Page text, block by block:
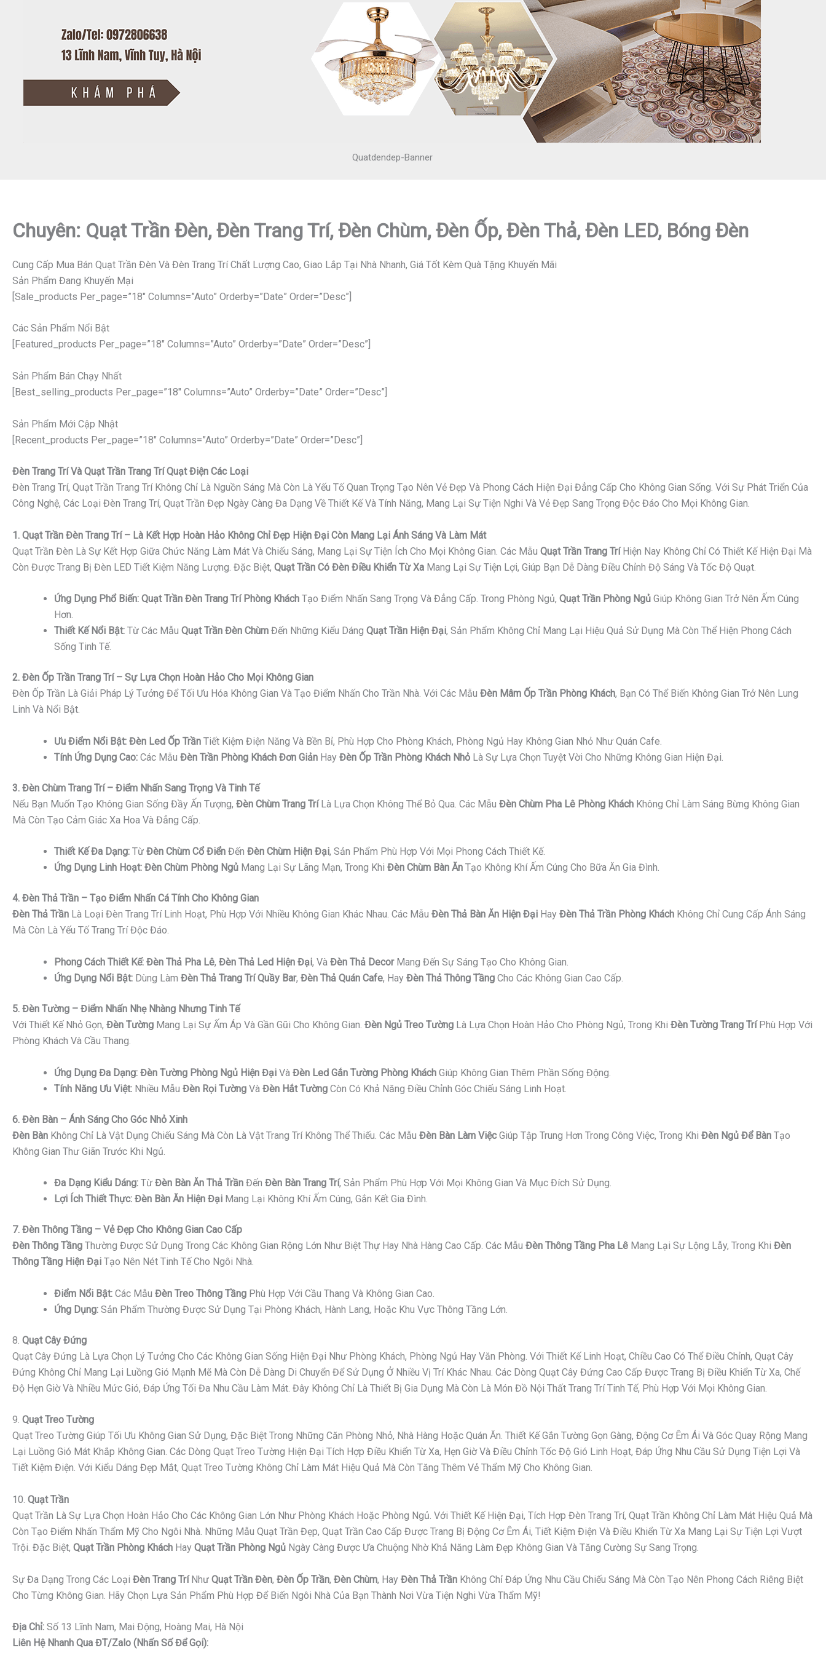
Quatdendep-Banner
Chuyên: Quạt Trần Đèn, Đèn Trang Trí, Đèn Chùm, Đèn Ốp, Đèn Thả, Đèn LED, Bóng Đèn
Cung Cấp Mua Bán Quạt Trần Đèn Và Đèn Trang Trí Chất Lượng Cao, Giao Lắp Tại Nhà Nhanh, Giá Tốt Kèm Quà Tặng Khuyến Mãi
Sản Phẩm Đang Khuyến Mại
[sale_products Per_page=”18″ Columns=”auto” Orderby=”date” Order=”desc”]
Các Sản Phẩm Nổi Bật
[featured_products Per_page=”18″ Columns=”auto” Orderby=”date” Order=”desc”]
Sản Phẩm Bán Chạy Nhất
[best_selling_products Per_page=”18″ Columns=”auto” Orderby=”date” Order=”desc”]
Sản Phẩm Mới Cập Nhật
[recent_products Per_page=”18″ Columns=”auto” Orderby=”date” Order=”desc”]
Đèn Trang Trí Và Quạt Trần Trang Trí Quạt Điện Các Loại
Đèn Trang Trí, Quạt Trần Trang Trí Không Chỉ Là Nguồn Sáng Mà Còn Là Yếu Tố Quan Trọng Tạo Nên Vẻ Đẹp Và Phong Cách Hiện Đại Đẳng Cấp Cho Không Gian Sống. Với Sự Phát Triển Của
Công Nghệ, Các Loại Đèn Trang Trí, Quạt Trần Đẹp Ngày Càng Đa Dạng Về Thiết Kế Và Tính Năng, Mang Lại Sự Tiện Nghi Và Vẻ Đẹp Sang Trọng Độc Đáo Cho Mọi Không Gian.
1. Quạt Trần Đèn Trang Trí – Là Kết Hợp Hoàn Hảo Không Chỉ Đẹp Hiện Đại Còn Mang Lại Ánh Sáng Và Làm Mát
Quạt Trần Đèn Là Sự Kết Hợp Giữa Chức Năng Làm Mát Và Chiếu Sáng, Mang Lại Sự Tiện Ích Cho Mọi Không Gian. Các Mẫu Quạt Trần Trang TríHiện Nay Không Chỉ Có Thiết Kế Hiện Đại Mà
Còn Được Trang Bị Đèn LED Tiết Kiệm Năng Lượng. Đặc Biệt, Quạt Trần Có Đèn Điều Khiển Từ Xa Mang Lại Sự Tiện Lợi, Giúp Bạn Dễ Dàng Điều Chỉnh Độ Sáng Và Tốc Độ Quạt.
Ứng Dụng Phổ Biến: Quạt Trần Đèn Trang Trí Phòng Khách Tạo Điểm Nhấn Sang Trọng Và Đẳng Cấp. Trong Phòng Ngủ, Quạt Trần Phòng Ngủ Giúp Không Gian Trở Nên Ấm Cúng
Hơn.
Thiết Kế Nổi Bật: Từ Các Mẫu Quạt Trần Đèn Chùm Đến Những Kiểu Dáng Quạt Trần Hiện Đại, Sản Phẩm Không Chỉ Mang Lại Hiệu Quả Sử Dụng Mà Còn Thể Hiện Phong Cách
Sống Tinh Tế.
2. Đèn Ốp Trần Trang Trí – Sự Lựa Chọn Hoàn Hảo Cho Mọi Không Gian
Đèn Ốp Trần Là Giải Pháp Lý Tưởng Để Tối Ưu Hóa Không Gian Và Tạo Điểm Nhấn Cho Trần Nhà. Với Các Mẫu Đèn Mâm Ốp Trần Phòng Khách, Bạn Có Thể Biến Không Gian Trở Nên Lung
Linh Và Nổi Bật.
Ưu Điểm Nổi Bật: Đèn Led Ốp Trần Tiết Kiệm Điện Năng Và Bền Bỉ, Phù Hợp Cho Phòng Khách, Phòng Ngủ Hay Không Gian Nhỏ Như Quán Cafe.
Tính Ứng Dụng Cao: Các Mẫu Đèn Trần Phòng Khách Đơn Giản Hay Đèn Ốp Trần Phòng Khách Nhỏ Là Sự Lựa Chọn Tuyệt Vời Cho Những Không Gian Hiện Đại.
3. Đèn Chùm Trang Trí – Điểm Nhấn Sang Trọng Và Tinh Tế
Nếu Bạn Muốn Tạo Không Gian Sống Đầy Ấn Tượng, Đèn Chùm Trang TríLà Lựa Chọn Không Thể Bỏ Qua. Các Mẫu Đèn Chùm Pha Lê Phòng Khách Không Chỉ Làm Sáng Bừng Không Gian
Mà Còn Tạo Cảm Giác Xa Hoa Và Đẳng Cấp.
Thiết Kế Đa Dạng: Từ Đèn Chùm Cổ Điển Đến Đèn Chùm Hiện Đại, Sản Phẩm Phù Hợp Với Mọi Phong Cách Thiết Kế.
Ứng Dụng Linh Hoạt: Đèn Chùm Phòng Ngủ Mang Lại Sự Lãng Mạn, Trong Khi Đèn Chùm Bàn Ăn Tạo Không Khí Ấm Cúng Cho Bữa Ăn Gia Đình.
4. Đèn Thả Trần – Tạo Điểm Nhấn Cá Tính Cho Không Gian
Đèn Thả Trần Là Loại Đèn Trang Trí Linh Hoạt, Phù Hợp Với Nhiều Không Gian Khác Nhau. Các Mẫu Đèn Thả Bàn Ăn Hiện Đại Hay Đèn Thả Trần Phòng Khách Không Chỉ Cung Cấp Ánh Sáng
Mà Còn Là Yếu Tố Trang Trí Độc Đáo.
Phong Cách Thiết Kế: Đèn Thả Pha Lê, Đèn Thả Led Hiện Đại, Và Đèn Thả DecorMang Đến Sự Sáng Tạo Cho Không Gian.
Ứng Dụng Nổi Bật: Dùng Làm Đèn Thả Trang Trí Quầy Bar, Đèn Thả Quán Cafe, Hay Đèn Thả Thông Tầng Cho Các Không Gian Cao Cấp.
5. Đèn Tường – Điểm Nhấn Nhẹ Nhàng Nhưng Tinh Tế
Với Thiết Kế Nhỏ Gọn, Đèn Tường Mang Lại Sự Ấm Áp Và Gần Gũi Cho Không Gian. Đèn Ngủ Treo Tường Là Lựa Chọn Hoàn Hảo Cho Phòng Ngủ, Trong Khi Đèn Tường Trang TríPhù Hợp Với
Phòng Khách Và Cầu Thang.
Ứng Dụng Đa Dạng: Đèn Tường Phòng Ngủ Hiện Đại Và Đèn Led Gắn Tường Phòng Khách Giúp Không Gian Thêm Phần Sống Động.
Tính Năng Ưu Việt: Nhiều Mẫu Đèn Rọi Tường Và Đèn Hắt Tường Còn Có Khả Năng Điều Chỉnh Góc Chiếu Sáng Linh Hoạt.
6. Đèn Bàn – Ánh Sáng Cho Góc Nhỏ Xinh
Đèn Bàn Không Chỉ Là Vật Dụng Chiếu Sáng Mà Còn Là Vật Trang Trí Không Thể Thiếu. Các Mẫu Đèn Bàn Làm ViệcGiúp Tập Trung Hơn Trong Công Việc, Trong Khi Đèn Ngủ Để Bàn Tạo
Không Gian Thư Giãn Trước Khi Ngủ.
Đa Dạng Kiểu Dáng: Từ Đèn Bàn Ăn Thả Trần Đến Đèn Bàn Trang Trí, Sản Phẩm Phù Hợp Với Mọi Không Gian Và Mục Đích Sử Dụng.
Lợi Ích Thiết Thực: Đèn Bàn Ăn Hiện Đại Mang Lại Không Khí Ấm Cúng, Gắn Kết Gia Đình.
7. Đèn Thông Tầng – Vẻ Đẹp Cho Không Gian Cao Cấp
Đèn Thông Tầng Thường Được Sử Dụng Trong Các Không Gian Rộng Lớn Như Biệt Thự Hay Nhà Hàng Cao Cấp. Các Mẫu Đèn Thông Tầng Pha Lê Mang Lại Sự Lộng Lẫy, Trong Khi Đèn
Thông Tầng Hiện Đại Tạo Nên Nét Tinh Tế Cho Ngôi Nhà.
Điểm Nổi Bật: Các Mẫu Đèn Treo Thông Tầng Phù Hợp Với Cầu Thang Và Không Gian Cao.
Ứng Dụng: Sản Phẩm Thường Được Sử Dụng Tại Phòng Khách, Hành Lang, Hoặc Khu Vực Thông Tầng Lớn.
8. Quạt Cây Đứng
Quạt Cây Đứng Là Lựa Chọn Lý Tưởng Cho Các Không Gian Sống Hiện Đại Như Phòng Khách, Phòng Ngủ Hay Văn Phòng. Với Thiết Kế Linh Hoạt, Chiều Cao Có Thể Điều Chỉnh, Quạt Cây
Đứng Không Chỉ Mang Lại Luồng Gió Mạnh Mẽ Mà Còn Dễ Dàng Di Chuyển Để Sử Dụng Ở Nhiều Vị Trí Khác Nhau. Các Dòng Quạt Cây Đứng Cao Cấp Được Trang Bị Điều Khiển Từ Xa, Chế
Độ Hẹn Giờ Và Nhiều Mức Gió, Đáp Ứng Tối Đa Nhu Cầu Làm Mát. Đây Không Chỉ Là Thiết Bị Gia Dụng Mà Còn Là Món Đồ Nội Thất Trang Trí Tinh Tế, Phù Hợp Với Mọi Không Gian.
9. Quạt Treo Tường
Quạt Treo Tường Giúp Tối Ưu Không Gian Sử Dụng, Đặc Biệt Trong Những Căn Phòng Nhỏ, Nhà Hàng Hoặc Quán Ăn. Thiết Kế Gắn Tường Gọn Gàng, Động Cơ Êm Ái Và Góc Quay Rộng Mang
Lại Luồng Gió Mát Khắp Không Gian. Các Dòng Quạt Treo Tường Hiện Đại Tích Hợp Điều Khiển Từ Xa, Hẹn Giờ Và Điều Chỉnh Tốc Độ Gió Linh Hoạt, Đáp Ứng Nhu Cầu Sử Dụng Tiện Lợi Và
Tiết Kiệm Điện. Với Kiểu Dáng Đẹp Mắt, Quạt Treo Tường Không Chỉ Làm Mát Hiệu Quả Mà Còn Tăng Thêm Vẻ Thẩm Mỹ Cho Không Gian.
10. Quạt Trần
Quạt Trần Là Sự Lựa Chọn Hoàn Hảo Cho Các Không Gian Lớn Như Phòng Khách Hoặc Phòng Ngủ. Với Thiết Kế Hiện Đại, Tích Hợp Đèn Trang Trí, Quạt Trần Không Chỉ Làm Mát Hiệu Quả Mà
Còn Tạo Điểm Nhấn Thẩm Mỹ Cho Ngôi Nhà. Những Mẫu Quạt Trần Đẹp, Quạt Trần Cao Cấp Được Trang Bị Động Cơ Êm Ái, Tiết Kiệm Điện Và Điều Khiển Từ Xa Mang Lại Sự Tiện Lợi Vượt
Trội. Đặc Biệt, Quạt Trần Phòng Khách Hay Quạt Trần Phòng Ngủ Ngày Càng Được Ưa Chuộng Nhờ Khả Năng Làm Đẹp Không Gian Và Tăng Cường Sự Sang Trọng.
Sự Đa Dạng Trong Các Loại Đèn Trang TríNhư Quạt Trần Đèn, Đèn Ốp Trần, Đèn Chùm, Hay Đèn Thả Trần Không Chỉ Đáp Ứng Nhu Cầu Chiếu Sáng Mà Còn Tạo Nên Phong Cách Riêng Biệt
Cho Từng Không Gian. Hãy Chọn Lựa Sản Phẩm Phù Hợp Để Biến Ngôi Nhà Của Bạn Thành Nơi Vừa Tiện Nghi Vừa Thẩm Mỹ!
Địa Chỉ: Số 13 Lĩnh Nam, Mai Động, Hoàng Mai, Hà Nội
Liên Hệ Nhanh Qua ĐT/Zalo (nhấn Số Để Gọi):